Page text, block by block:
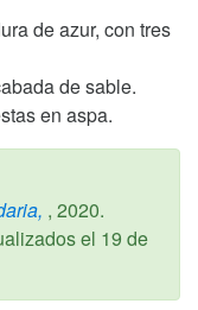
de azur, con tres
de sable.
en aspa.
, 2020.
el 19 de